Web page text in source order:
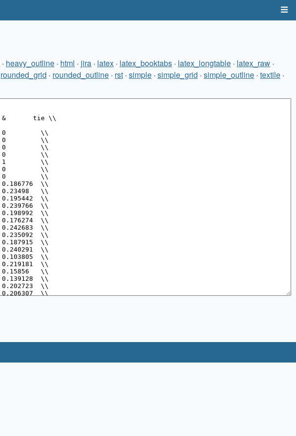
· heavy_outline · html · jira · latex · latex_booktabs · latex_longtable · latex_raw ·
rounded_grid · rounded_outline · rst · simple · simple_grid · simple_outline · textile ·